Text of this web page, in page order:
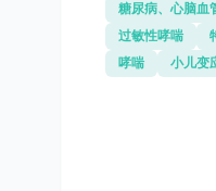
糖尿病、心脑血
过敏性哮喘
哮喘
小儿变